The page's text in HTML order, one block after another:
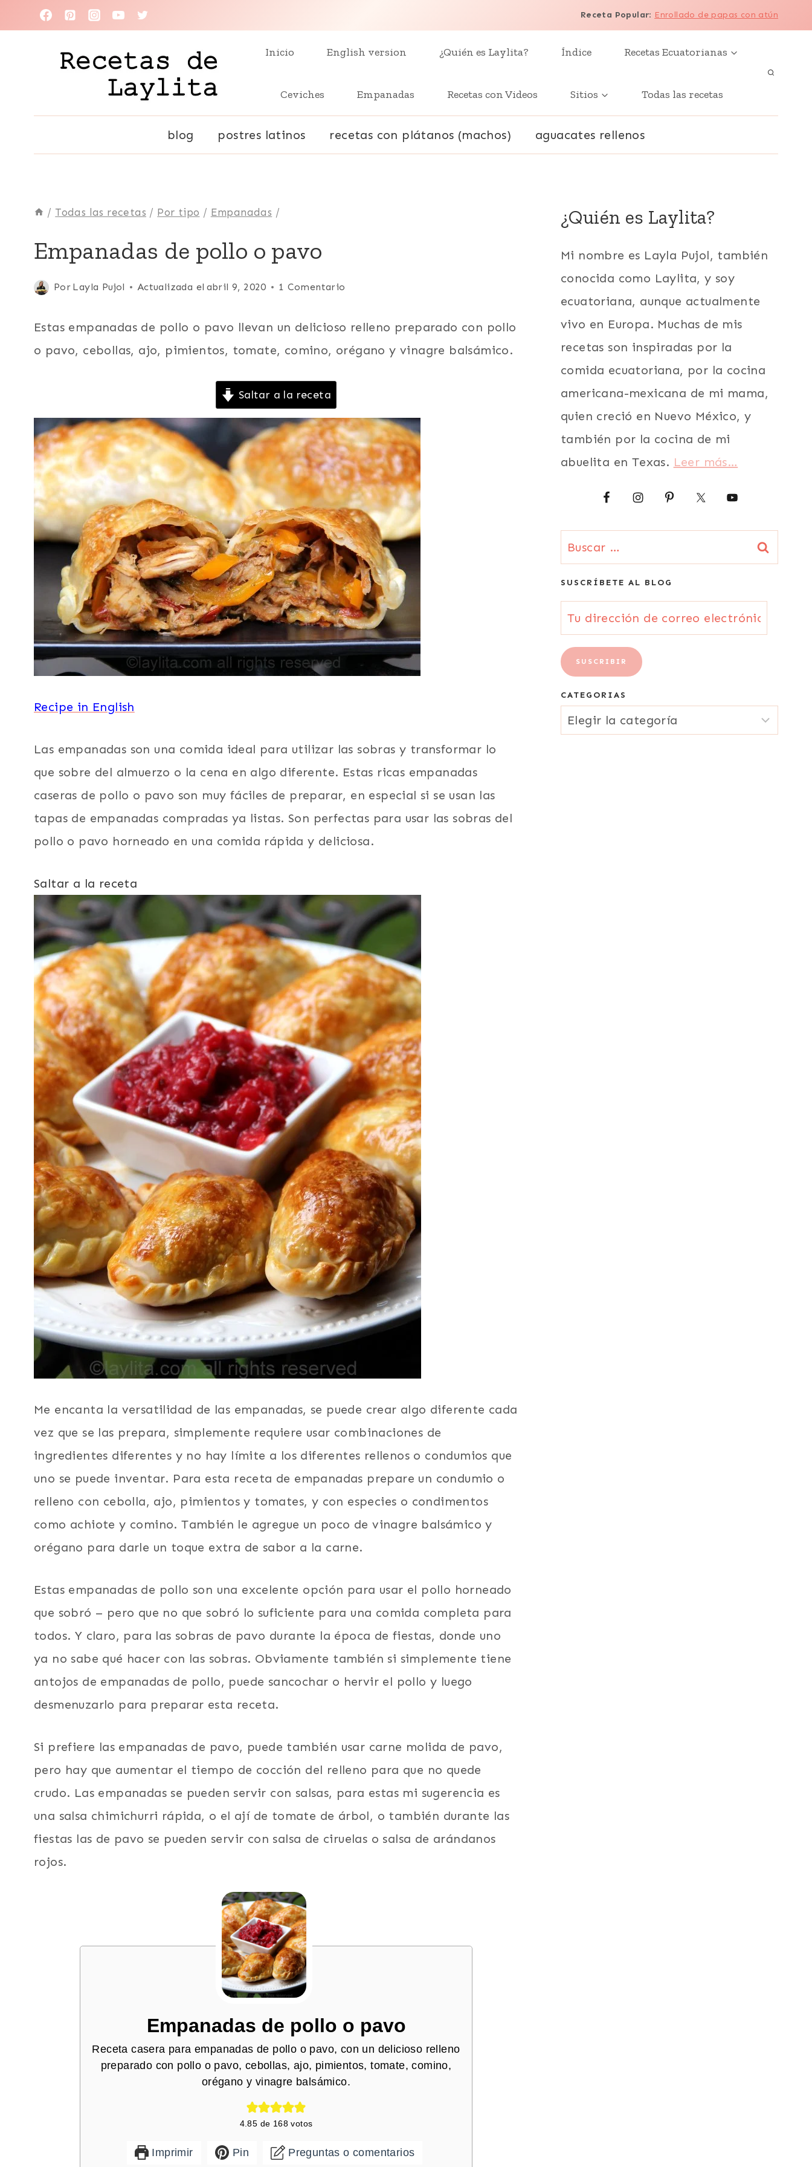
al
Receta Popular: Enrollado de papas con atún
Inicio English version ¿Quién es Laylita? Índice Recetas Ecuatorianas
Ceviches Empanadas Recetas con Videos Sitios Todas las recetas
blog postres latinos recetas con plátanos (machos) aguacates rellenos
/ Todas las recetas / Por tipo / Empanadas /
BOCADITOS
Y
SNACKS
DE
EMPANADAS
|
ENTRADAS
APERITIVOS
LATINO/HISPANO
|
NAVIDAD
NOCHEBUENA
POLLO
GALLINA
CON
Y
COMIDA
SUDAMERICA
Empanadas de pollo o pavo
Por Layla Pujol
Publicada
septiembre 17, 2013
Actualizada el abril 9, 2020 1 Comentario
Estas empanadas de pollo o pavo llevan un delicioso relleno preparado con pollo
o pavo, cebollas, ajo, pimientos, tomate, comino, orégano y vinagre balsámico.
Saltar a la receta
Recipe in English
Las empanadas son una comida ideal para utilizar las sobras y transformar lo
que sobre del almuerzo o la cena en algo diferente. Estas ricas empanadas
caseras de pollo o pavo son muy fáciles de preparar, en especial si se usan las
tapas de empanadas compradas ya listas. Son perfectas para usar las sobras del
pollo o pavo horneado en una comida rápida y deliciosa.
Saltar a la receta
Me encanta la versatilidad de las empanadas, se puede crear algo diferente cada
vez que se las prepara, simplemente requiere usar combinaciones de
ingredientes diferentes y no hay límite a los diferentes rellenos o condumios que
uno se puede inventar. Para esta receta de empanadas prepare un condumio o
relleno con cebolla, ajo, pimientos y tomates, y con especies o condimentos
como achiote y comino. También le agregue un poco de vinagre balsámico y
orégano para darle un toque extra de sabor a la carne.
Estas empanadas de pollo son una excelente opción para usar el pollo horneado
que sobró – pero que no que sobró lo suficiente para una comida completa para
todos. Y claro, para las sobras de pavo durante la época de fiestas, donde uno
ya no sabe qué hacer con las sobras. Obviamente también si simplemente tiene
antojos de empanadas de pollo, puede sancochar o hervir el pollo y luego
desmenuzarlo para preparar esta receta.
Si prefiere las empanadas de pavo, puede también usar carne molida de pavo,
pero hay que aumentar el tiempo de cocción del relleno para que no quede
crudo. Las empanadas se pueden servir con salsas, para estas mi sugerencia es
una salsa chimichurri rápida, o el ají de tomate de árbol, o también durante las
fiestas las de pavo se pueden servir con salsa de ciruelas o salsa de arándanos
rojos.
Empanadas de pollo o pavo
Receta casera para empanadas de pollo o pavo, con un delicioso relleno
preparado con pollo o pavo, cebollas, ajo, pimientos, tomate, comino,
orégano y vinagre balsámico.
4.85 de 168 votos
Imprimir Pin Preguntas o comentarios
¿Quién es Laylita?
Mi nombre es Layla Pujol, también
conocida como Laylita, y soy
ecuatoriana, aunque actualmente
vivo en Europa. Muchas de mis
recetas son inspiradas por la
comida ecuatoriana, por la cocina
americana-mexicana de mi mama,
quien creció en Nuevo México, y
también por la cocina de mi
abuelita en Texas. Leer más…
Buscar:
SUSCRÍBETE AL BLOG
Tu
dirección
de
correo
electrónico
{Email}
SUSCRIBIR
CATEGORIAS
CATEGORIAS